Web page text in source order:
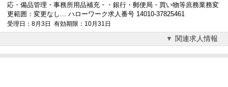
応・備品管理・事務所用品補充・・銀行・郵便局・買い物等庶務業務変
更範囲：変更なし... ハローワーク求人番号 14010-37825461
受理日：8月3日 有効期限：10月31日
関連求人情報